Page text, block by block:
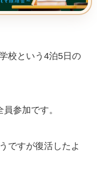
校という4泊5日の
参加です。
ですが復活したよ